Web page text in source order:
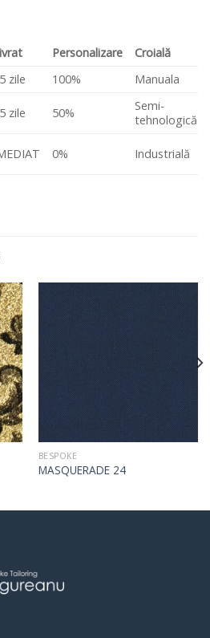
Personalizare
Croială
zile 100%
Manuala
zile 50%
Semi-
tehnologică
0% Industrială
BESPOKE
MASQUERADE 24